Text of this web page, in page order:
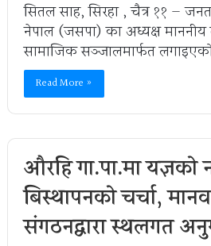
सितल साह, सिरहा , चैत्र ११ —
नेपाल (जसपा) का अध्यक्ष माननीय
सामाजिक सञ्जालमार्फत
Read More »
औरहि गा.पा.मा यज्ञकाे
बिस्थापनकाे चर्चा,
संगठनद्वारा स्थलगत